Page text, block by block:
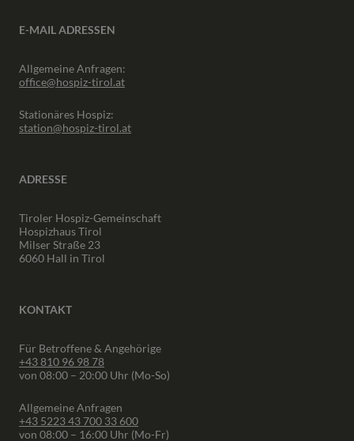
E-MAIL ADRESSEN
Allgemeine Anfragen:
office@hospiz-tirol.at
Stationäres Hospiz:
station@hospiz-tirol.at
ADRESSE
Tiroler Hospiz-Gemeinschaft
Hospizhaus Tirol
Milser Straße 23
6060 Hall in Tirol
KONTAKT
Für Betroffene & Angehörige
+43 810 96 98 78
von 08:00 – 20:00 Uhr (Mo-So)
Allgemeine Anfragen
+43 5223 43 700 33 600
von 08:00 – 16:00 Uhr (Mo-Fr)